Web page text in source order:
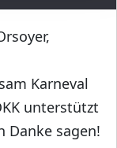
Karneval
unterstützt
Danke sagen!